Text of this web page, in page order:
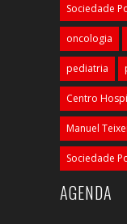
Sociedade
oncologia
pediatria
Centro
Manuel
Sociedade
AGENDA